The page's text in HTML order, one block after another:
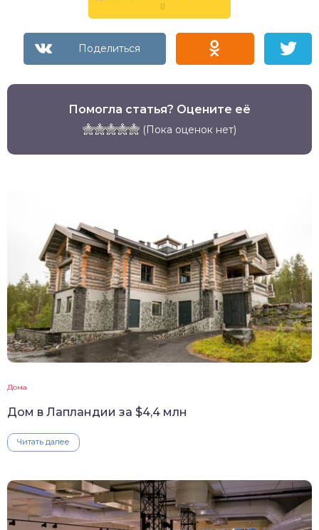
0
Помогла статья? Оцените её
(Пока оценок нет)
Дома
Дом в Лапландии за $4,4 млн
Читать далее